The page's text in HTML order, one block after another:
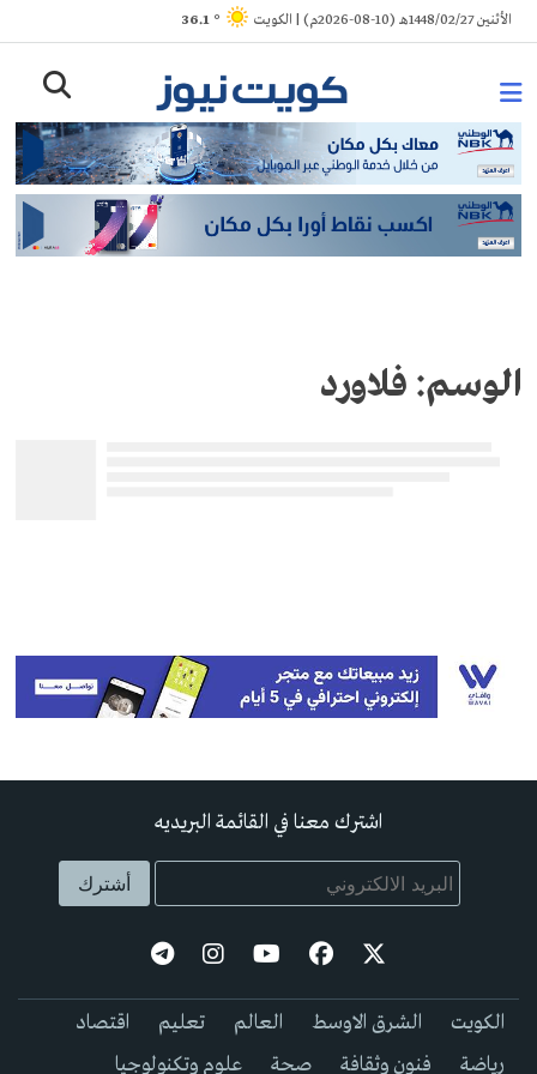
Skip
to
الأثنين 1448/02/27هـ (10-08-2026م) | الكويت ° 36.1
الوسم: فلاورد
اشترك معنا في القائمة البريديه
الكويت الشرق الاوسط العالم تعليم
اقتصاد
رياضة
فنون وثقافة صحة علوم وتكنولوجيا